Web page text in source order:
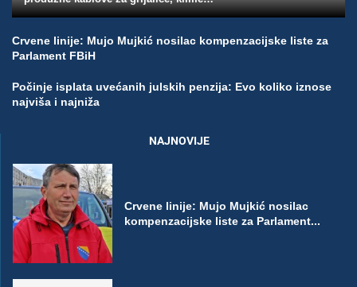
Crvene linije: Mujo Mujkić nosilac kompenzacijske liste za
Parlament FBiH
Počinje isplata uvećanih julskih penzija: Evo koliko iznose
najviša i najniža
NAJNOVIJE
Crvene linije: Mujo Mujkić nosilac
kompenzacijske liste za Parlament...